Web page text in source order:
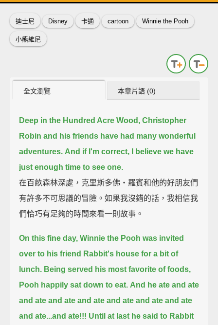
迪士尼 Disney 卡通 cartoon Winnie the Pooh
小熊維尼
全文瀏覽 本章片語 (0)
Deep in the Hundred Acre Wood, Christopher
Robin and his friends have had many wonderful
adventures. And if I'm correct, I believe we have
just enough time to see one.
在百畝森林深處，克里斯多佛‧羅賓和他的好朋友們
有許多不可思議的冒險。如果我沒錯的話，我相信我
們恰巧有足夠的時間來看一則故事。
On this fine day, Winnie the Pooh was invited
over to his friend Rabbit's house for a bit of
lunch. Being served his most favorite of foods,
Pooh happily sat down to eat. And he ate and ate
and ate and ate and ate and ate and ate and ate
and ate...and ate!!! Until at last he said to Rabbit